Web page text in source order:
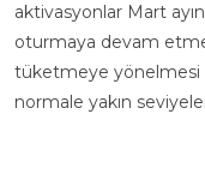
aktivasyonlar Mart
oturmaya devam
tüketmeye yönelmesi
normale yakın